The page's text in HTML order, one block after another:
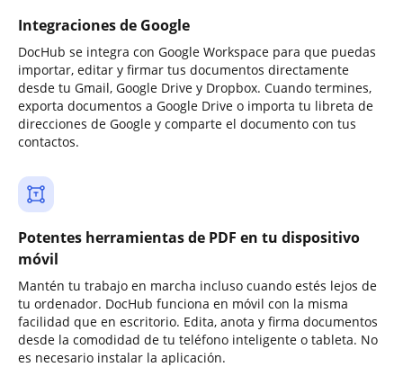
Integraciones de Google
DocHub se integra con Google Workspace para que puedas
importar, editar y firmar tus documentos directamente
desde tu Gmail, Google Drive y Dropbox. Cuando termines,
exporta documentos a Google Drive o importa tu libreta de
direcciones de Google y comparte el documento con tus
contactos.
Potentes herramientas de PDF en tu dispositivo
móvil
Mantén tu trabajo en marcha incluso cuando estés lejos de
tu ordenador. DocHub funciona en móvil con la misma
facilidad que en escritorio. Edita, anota y firma documentos
desde la comodidad de tu teléfono inteligente o tableta. No
es necesario instalar la aplicación.